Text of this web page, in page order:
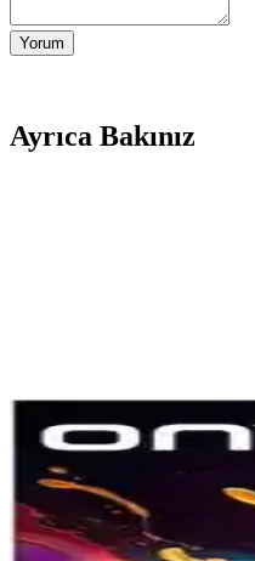
Yorum
Ayrıca Bakınız
En İyi Televizyon
Televizyon teknolojileri hızla
nedenleri inceleniyor.
Samsung 75Q7F5 75